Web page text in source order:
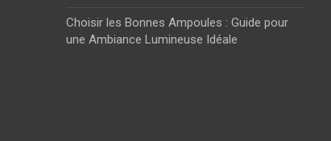
Choisir les Bonnes Ampoules : Guide pour
une Ambiance Lumineuse Idéale